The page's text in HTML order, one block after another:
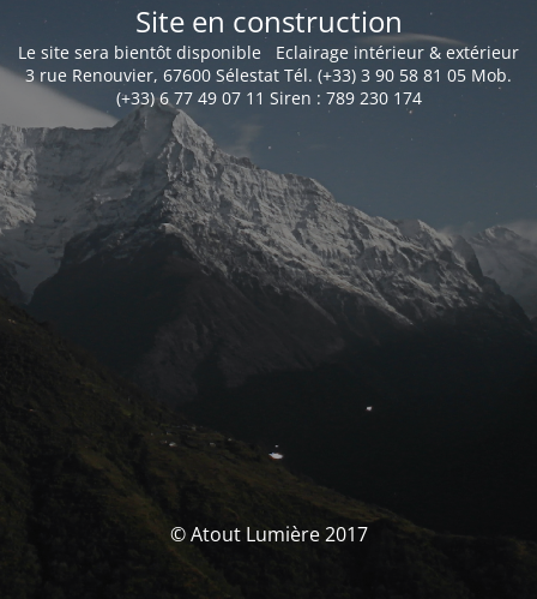
Site en construction
Le site sera bientôt disponible Eclairage intérieur & extérieur
3 rue Renouvier, 67600 Sélestat Tél. (+33) 3 90 58 81 05 Mob.
(+33) 6 77 49 07 11 Siren : 789 230 174
© Atout Lumière 2017